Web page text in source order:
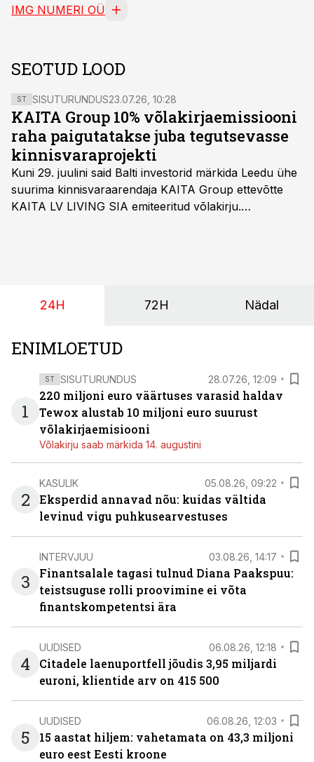
IMG NUMERI OÜ
SEOTUD LOOD
ST SISUTURUNDUS23.07.26, 10:28
KAITA Group 10% võlakirjaemissiooni
raha paigutatakse juba tegutsevasse
kinnisvaraprojekti
Kuni 29. juulini said Balti investorid märkida Leedu ühe
suurima kinnisvaraarendaja KAITA Group ettevõtte
KAITA LV LIVING SIA emiteeritud võlakirju.
24H 72H Nädal
ENIMLOETUD
1
ST SISUTURUNDUS 28.07.26, 12:09
220 miljoni euro väärtuses varasid haldav
Tewox alustab 10 miljoni euro suurust
võlakirjaemisiooni
Võlakirju saab märkida 14. augustini
2
KASULIK 05.08.26, 09:22
Eksperdid annavad nõu: kuidas vältida
levinud vigu puhkusearvestuses
3
INTERVJUU 03.08.26, 14:17
Finantsalale tagasi tulnud Diana Paakspuu:
teistsuguse rolli proovimine ei võta
finantskompetentsi ära
4
UUDISED 06.08.26, 12:18
Citadele laenuportfell jõudis 3,95 miljardi
euroni, klientide arv on 415 500
5
UUDISED 06.08.26, 12:03
15 aastat hiljem: vahetamata on 43,3 miljoni
euro eest Eesti kroone